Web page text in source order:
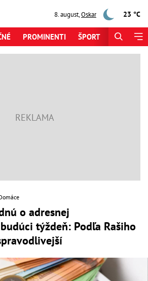
8. august,Oskar 23 °C
PROMINENTI ŠPORT
o adresnej
týždeň: Podľa Rašiho